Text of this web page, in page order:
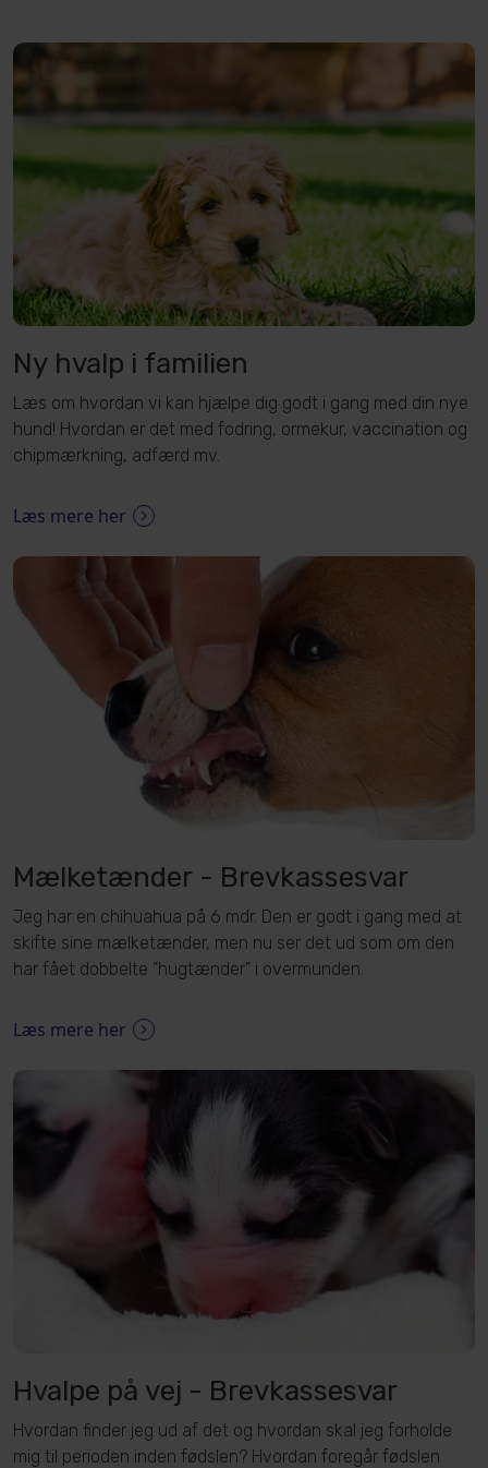
Ny hvalp i familien
Læs om hvordan vi kan hjælpe dig godt i gang med din nye
hund! Hvordan er det med fodring, ormekur, vaccination og
chipmærkning, adfærd mv.
Læs mere her
Mælketænder - Brevkassesvar
Jeg har en chihuahua på 6 mdr. Den er godt i gang med at
skifte sine mælketænder, men nu ser det ud som om den
har fået dobbelte "hugtænder" i overmunden.
Læs mere her
Hvalpe på vej - Brevkassesvar
Hvordan finder jeg ud af det og hvordan skal jeg forholde
mig til perioden inden fødslen? Hvordan foregår fødslen